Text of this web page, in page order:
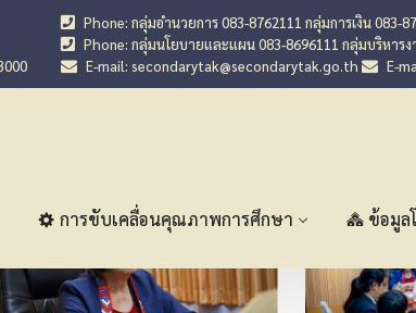
Phone: กลุ่มอำนวยการ 083-8762111 กลุ่มการเงิน 083-
Phone: กลุ่มนโยบายและแผน 083-8696111 กลุ่มบริหาร
E-mail: secondarytak@secondarytak.go.th
E-
การขับเคลื่อนคุณภาพการศึกษา ข้อมูล